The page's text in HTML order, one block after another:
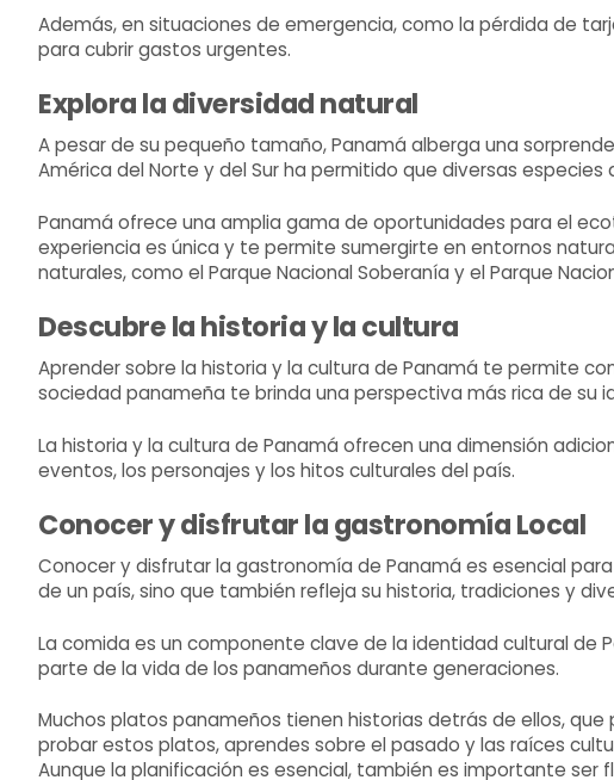
Además, en situaciones de emergencia, como la pérdida de
para cubrir gastos urgentes.
Explora la diversidad natural
A pesar de su pequeño tamaño, Panamá alberga una
América del Norte y del Sur ha permitido que diversas
Panamá ofrece una amplia gama de oportunidades para el
experiencia es única y te permite sumergirte en entornos
naturales, como el Parque Nacional Soberanía y el Parque
Descubre la historia y la cultura
Aprender sobre la historia y la cultura de Panamá te permite
sociedad panameña te brinda una perspectiva más rica de su
La historia y la cultura de Panamá ofrecen una dimensión
eventos, los personajes y los hitos culturales del país.
Conocer y disfrutar la gastronomía Local
Conocer y disfrutar la gastronomía de Panamá es esencial
de un país, sino que también refleja su historia, tradiciones y
La comida es un componente clave de la identidad cultural de
parte de la vida de los panameños durante generaciones.
Muchos platos panameños tienen historias detrás de ellos,
probar estos platos, aprendes sobre el pasado y las raíces
Aunque la planificación es esencial, también es importante